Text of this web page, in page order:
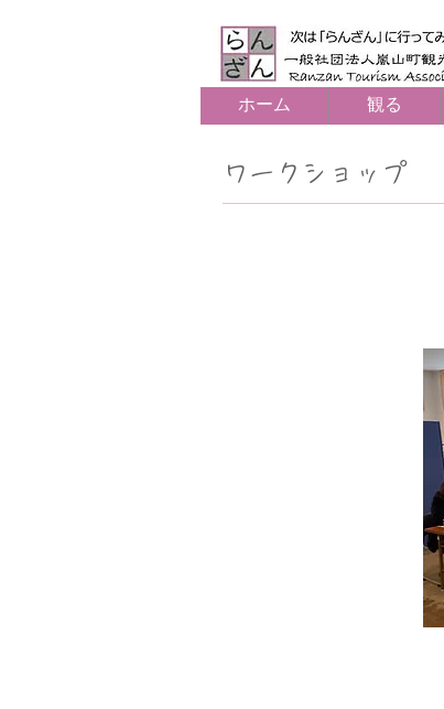
ホーム 観る
​ワークショップ